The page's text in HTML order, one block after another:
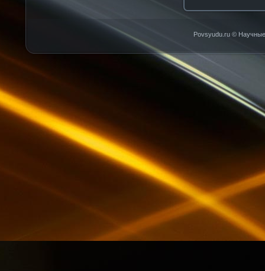
Povsyudu.ru © Научные